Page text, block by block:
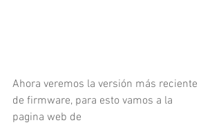
Ahora veremos la versión más reciente
de firmware, para esto vamos a la
pagina web de